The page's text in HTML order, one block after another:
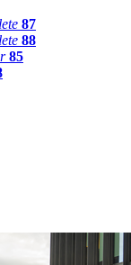
87
88
85